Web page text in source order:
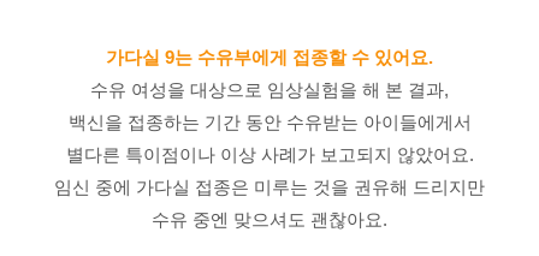
가다실 9는 수유부에게 접종할 수 있어요.
수유 여성을 대상으로 임상실험을 해 본 결과,
백신을 접종하는 기간 동안 수유받는 아이들에게서
별다른 특이점이나 이상 사례가 보고되지 않았어요.
임신 중에 가다실 접종은 미루는 것을 권유해 드리지만
수유 중엔 맞으셔도 괜찮아요.